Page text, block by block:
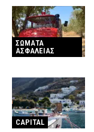
ΣΩΜΑΤΑ
ΑΣΦΑΛΕΙΑΣ
CAPITAL